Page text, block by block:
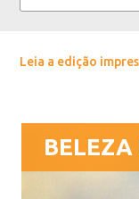
Leia a edição